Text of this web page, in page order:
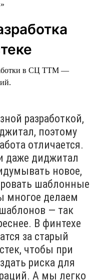
в СЦ ТТМ —
разработкой,
поэтому
отличается.
даже диджитал
новое,
шаблонные
многое делаем
— так
В финтехе
за старый
чтобы при
риска для
А мы легко